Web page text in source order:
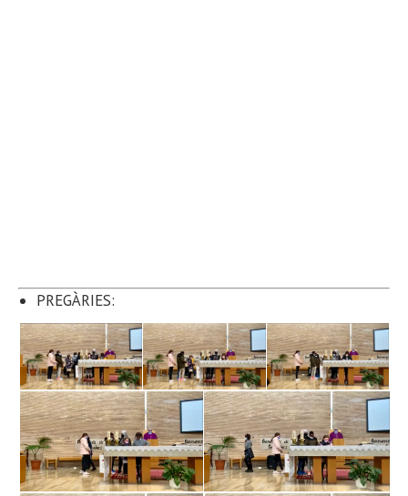
PREGÀRIES: